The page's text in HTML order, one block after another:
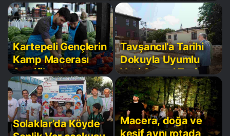
Kartepeli Gençlerin
Kamp Macerası
Sertifikayla
Taçlandı
Tavşancıl’a Tarihi
Dokuyla Uyumlu
Yeni Sosyal Tesis
Geliyor
Solaklar’da Köyde
Macera, doğa ve
keşif aynı rotada